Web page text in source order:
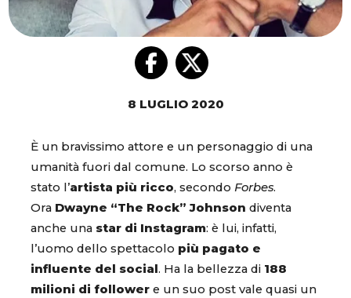
8 LUGLIO 2020
È un bravissimo attore e un personaggio di una
umanità fuori dal comune. Lo scorso anno è
stato l’artista più ricco, secondo Forbes.
Ora Dwayne “The Rock” Johnson diventa
anche una star di Instagram: è lui, infatti,
l’uomo dello spettacolo più pagato e
influente del social . Ha la bellezza di 188
milioni di follower e un suo post vale quasi un